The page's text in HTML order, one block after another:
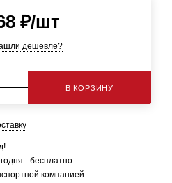
₽/шт
дешевле?
В КОРЗИНУ
- бесплатно.
компанией